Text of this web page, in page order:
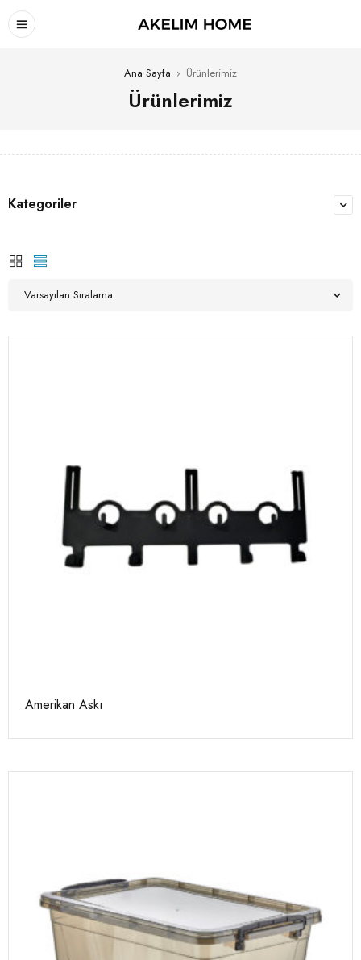
Ana Sayfa › Ürünlerimiz
Ürünlerimiz
Kategoriler
Varsayılan Sıralama
Amerikan Askı